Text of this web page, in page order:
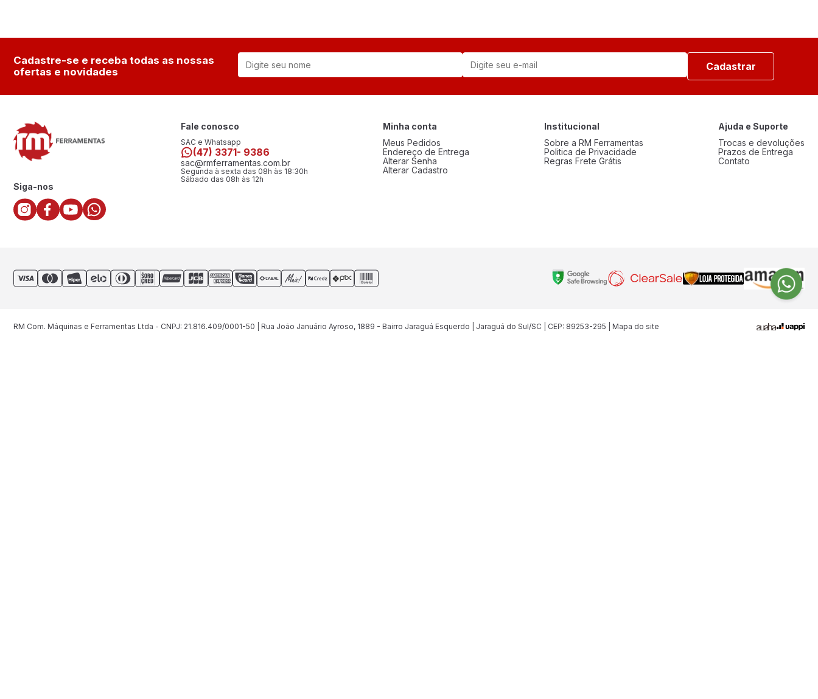
Cadastre-se e receba todas as nossas
ofertas e novidades
Cadastrar
Siga-nos
Fale conosco
SAC e Whatsapp
(47) 3371- 9386
sac@rmferramentas.com.br
Segunda à sexta das 08h às 18:30h
Sábado das 08h às 12h
Minha conta
Meus Pedidos
Endereço de Entrega
Alterar Senha
Alterar Cadastro
Institucional
Sobre a RM Ferramentas
Politica de Privacidade
Regras Frete Grátis
Ajuda e Suporte
Trocas e devoluções
Prazos de Entrega
Contato
RM Com. Máquinas e Ferramentas Ltda - CNPJ: 21.816.409/0001-50 | Rua João Januário Ayroso, 1889 - Bairro Jaraguá Esquerdo | Jaraguá do Sul/SC | CEP: 89253-295 | Mapa do site